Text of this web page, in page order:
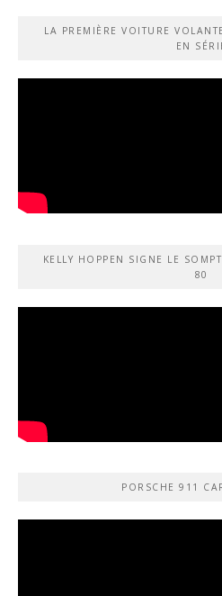
LA PREMIÈRE VOITURE
EN
KELLY HOPPEN SIGNE LE
80
PORSCHE 911